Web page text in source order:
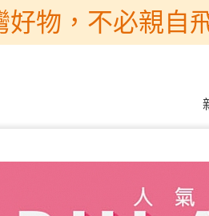
好物，不必親自